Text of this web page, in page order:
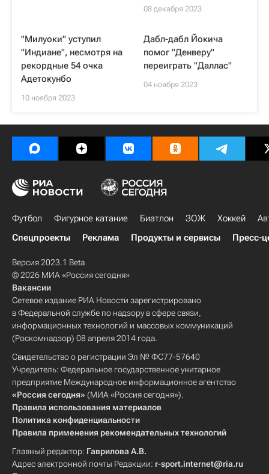
08 декабря 2023
"Милуоки" уступил
"Индиане", несмотря на
рекордные 54 очка
Адетокунбо
10 ноября 2023
Дабл-дабл Йокича
помог "Денверу"
переиграть "Даллас"
04 ноября 2023
Футбол Фигурное катание Биатлон ЗОЖ Хоккей
Спецпроекты
Реклама Продукты и сервисы Пресс-
Версия 2023.1 Beta
© 2026 МИА «Россия сегодня»
Вакансии
Сетевое издание РИА Новости зарегистрировано
в Федеральной службе по надзору в сфере связи,
информационных технологий и массовых коммуникаций
(Роскомнадзор) 08 апреля 2014 года.
Свидетельство о регистрации Эл № ФС77-57640
Учредитель: Федеральное государственное унитарное
предприятие Международное информационное агентство
«Россия сегодня» (МИА «Россия сегодня»).
Правила использования материалов
Политика конфиденциальности
Правила применения рекомендательных технологий
Главный редактор: Гаврилова А.В.
Адрес электронной почты Редакции: r-sport.internet@ria.ru